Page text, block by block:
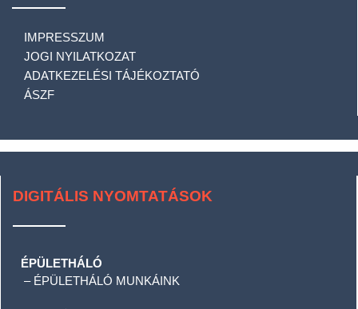
IMPRESSZUM
JOGI NYILATKOZAT
ADATKEZELÉSI TÁJÉKOZTATÓ
ÁSZF
DIGITÁLIS NYOMTATÁSOK
ÉPÜLETHÁLÓ
– ÉPÜLETHÁLÓ MUNKÁINK